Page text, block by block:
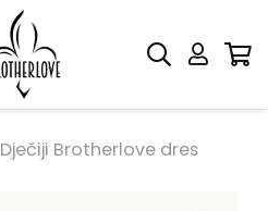
Dječiji Brotherlove dres